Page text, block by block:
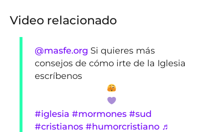
Video relacionado
@masfe.org Si quieres más
consejos de cómo irte de la Iglesia
escríbenos
#iglesia #mormones #sud
#cristianos #humorcristiano ♬